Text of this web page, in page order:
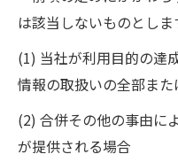
は該当しないものとしま
(1) 当社が利用目的の達
情報の取扱いの全部ま
(2) 合併その他の事由に
が提供される場合